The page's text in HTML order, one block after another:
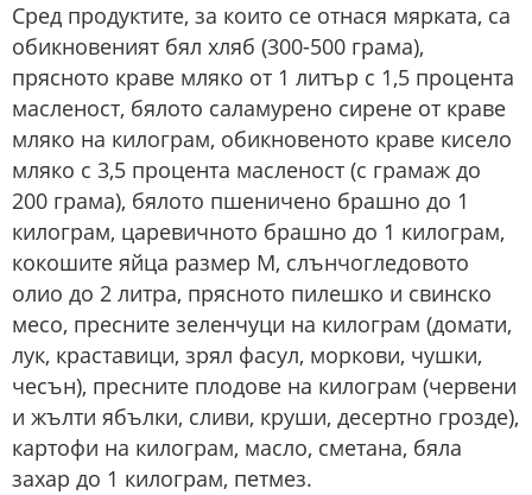
Сред продуктите, за които се отнася мярката, са
обикновеният бял хляб (300-500 грама),
прясното краве мляко от 1 литър с 1,5 процента
масленост, бялото саламурено сирене от краве
мляко на килограм, обикновеното краве кисело
мляко с 3,5 процента масленост (с грамаж до
200 грама), бялото пшеничено брашно до 1
килограм, царевичното брашно до 1 килограм,
кокошите яйца размер М, слънчогледовото
олио до 2 литра, прясното пилешко и свинско
месо, пресните зеленчуци на килограм (домати,
лук, краставици, зрял фасул, моркови, чушки,
чесън), пресните плодове на килограм (червени
и жълти ябълки, сливи, круши, десертно грозде),
картофи на килограм, масло, сметана, бяла
захар до 1 килограм, петмез.